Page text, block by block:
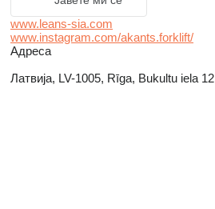
www.leans-sia.com
www.instagram.com/akants.forklift/
Адреса
Латвија, LV-1005, Rīga, Bukultu iela 12